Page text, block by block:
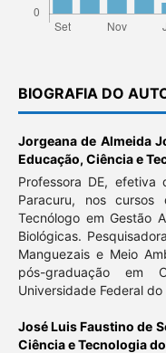
BIOGRAFIA DO
Jorgeana de Almeida
Educação, Ciência e
Professora DE,
Paracuru, nos cursos
Tecnólogo em Gestão
Biológicas.
Manguezais e Meio
pós-graduação em
Universidade Federal do
José Luis Faustino de
Ciência e Tecnologia